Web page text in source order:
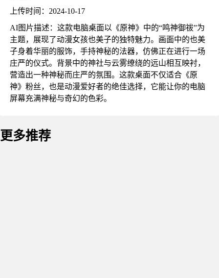
上传时间：2024-10-17
AI图片描述：这款电脑桌面以《原神》中的“鸣神御祓”为
主题，展现了动漫女孩也美子的独特魅力。画面中的也美
子身着华丽的服饰，手持神秘的法器，仿佛正在进行一场
庄严的仪式。背景中的神社与云雾缭绕的远山相互映衬，
营造出一种神秘而庄严的氛围。这款桌面不仅适合《原
神》粉丝，也是动漫爱好者的绝佳选择，它能让你的电脑
屏幕充满神秘与奇幻的色彩。
更多推荐